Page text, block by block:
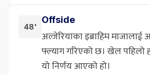
48'
Offside
अल्जेरियाका इब्राहिम
फ्ल्याग गरिएको छ। खेल पहिलो
यो निर्णय आएको हो।